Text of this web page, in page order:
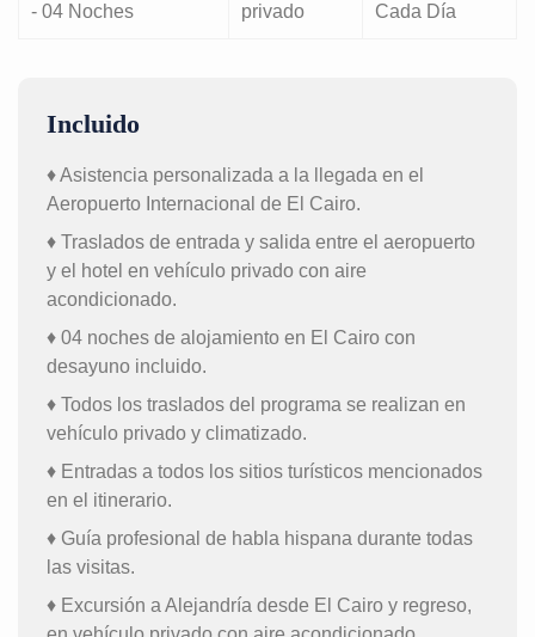
- 04 Noches
privado
Cada Día
Incluido
♦ Asistencia personalizada a la llegada en el
Aeropuerto Internacional de El Cairo.
♦ Traslados de entrada y salida entre el aeropuerto
y el hotel en vehículo privado con aire
acondicionado.
♦ 04 noches de alojamiento en El Cairo con
desayuno incluido.
♦ Todos los traslados del programa se realizan en
vehículo privado y climatizado.
♦ Entradas a todos los sitios turísticos mencionados
en el itinerario.
♦ Guía profesional de habla hispana durante todas
las visitas.
♦ Excursión a Alejandría desde El Cairo y regreso,